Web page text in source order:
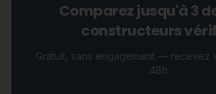
Comparez jusqu'à 3
constructeurs
Gratuit, sans engagement — recevez
48h.